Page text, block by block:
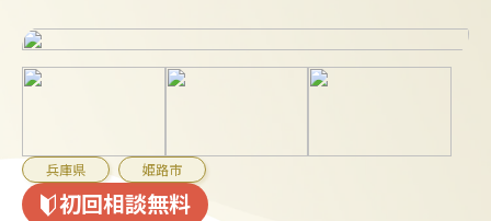
兵庫県 姫路市
初回相談無料